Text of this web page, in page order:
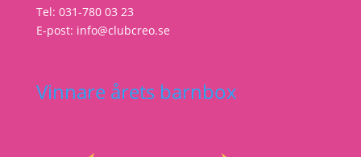
Tel: 031-780 03 23
E-post: info@clubcreo.se
Vinnare årets barnbox